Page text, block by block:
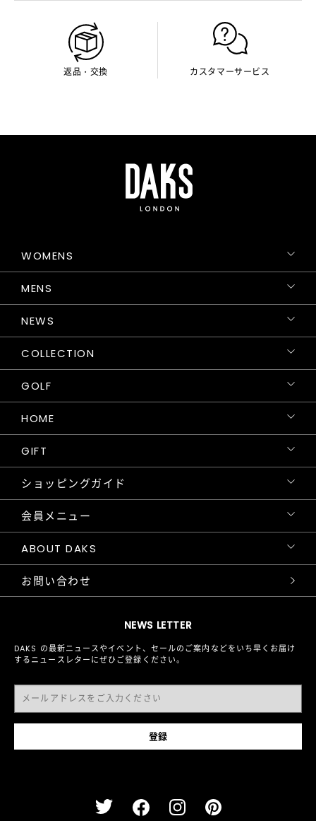
返品・交換 カスタマーサービス
NEWS LETTER
DAKS の最新ニュースやイベント、セールのご案内などをいち早くお届け
するニュースレターにぜひご登録ください。
WOMENS
MENS
NEWS
COLLECTION
GOLF
HOME
GIFT
ショッピングガイド
会員メニュー
ABOUT DAKS
お問い合わせ